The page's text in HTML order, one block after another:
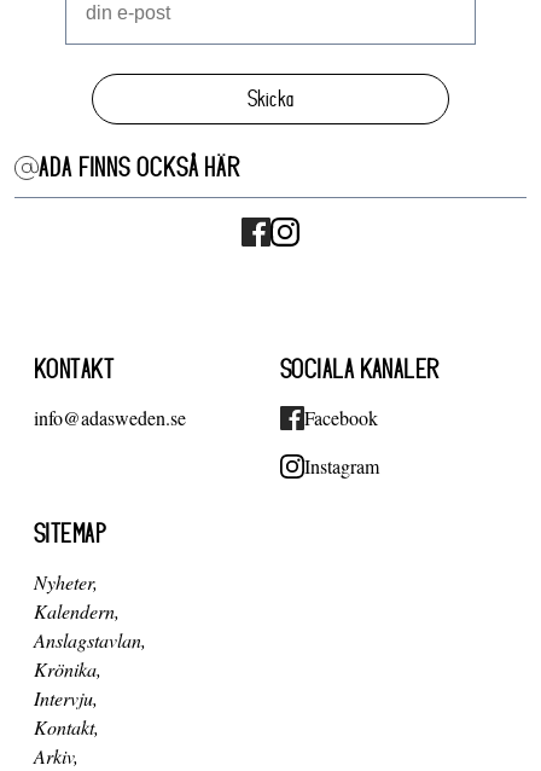
Skicka
ADA FINNS OCKSÅ HÄR
KONTAKT
info@adasweden.se
SOCIALA KANALER
Facebook
Instagram
SITEMAP
Nyheter
Kalendern
Anslagstavlan
Krönika
Intervju
Kontakt
Arkiv